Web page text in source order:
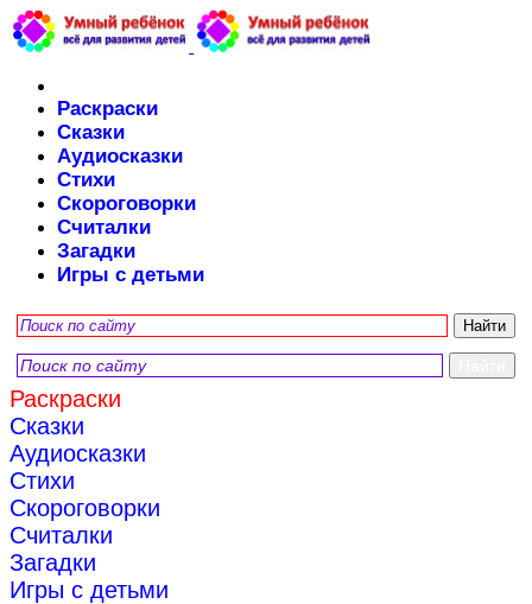
Раскраски
Сказки
Аудиосказки
Стихи
Скороговорки
Считалки
Загадки
Игры с детьми
Раскраски
Сказки
Аудиосказки
Стихи
Скороговорки
Считалки
Загадки
Игры с детьми